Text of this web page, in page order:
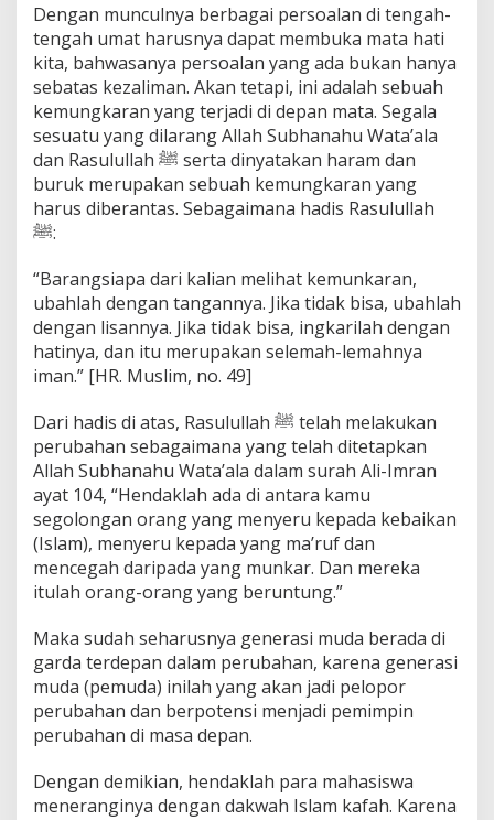
Dengan munculnya berbagai persoalan di tengah-
tengah umat harusnya dapat membuka mata hati
kita, bahwasanya persoalan yang ada bukan hanya
sebatas kezaliman. Akan tetapi, ini adalah sebuah
kemungkaran yang terjadi di depan mata. Segala
sesuatu yang dilarang Allah Subhanahu Wata’ala
dan Rasulullah ﷺ serta dinyatakan haram dan
buruk merupakan sebuah kemungkaran yang
harus diberantas. Sebagaimana hadis Rasulullah
ﷺ:
“Barangsiapa dari kalian melihat kemunkaran,
ubahlah dengan tangannya. Jika tidak bisa, ubahlah
dengan lisannya. Jika tidak bisa, ingkarilah dengan
hatinya, dan itu merupakan selemah-lemahnya
iman.” [HR. Muslim, no. 49]
Dari hadis di atas, Rasulullah ﷺ telah melakukan
perubahan sebagaimana yang telah ditetapkan
Allah Subhanahu Wata’ala dalam surah Ali-Imran
ayat 104, “Hendaklah ada di antara kamu
segolongan orang yang menyeru kepada kebaikan
(Islam), menyeru kepada yang ma’ruf dan
mencegah daripada yang munkar. Dan mereka
itulah orang-orang yang beruntung.”
Maka sudah seharusnya generasi muda berada di
garda terdepan dalam perubahan, karena generasi
muda (pemuda) inilah yang akan jadi pelopor
perubahan dan berpotensi menjadi pemimpin
perubahan di masa depan.
Dengan demikian, hendaklah para mahasiswa
meneranginya dengan dakwah Islam kafah. Karena